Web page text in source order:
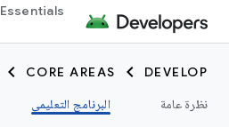
Essentials
DEVELOP
CORE AREAS
نظرة عامة
البرنامج التعليمي